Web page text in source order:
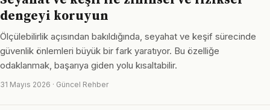
dengeyi koruyun
Ölçülebilirlik açısından bakıldığında, seyahat ve keşif sürecinde
güvenlik önlemleri büyük bir fark yaratıyor. Bu özelliğe
odaklanmak, başarıya giden yolu kısaltabilir.
31 Mayıs 2026 · Güncel Rehber